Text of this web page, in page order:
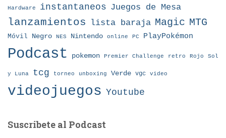
Hardware instantaneos Juegos de Mesa
lanzamientos lista baraja Magic MTG
Móvil Negro NES Nintendo online PC PlayPokémon
Podcast pokemon Premier Challenge retro Rojo Sol
y Luna tcg torneo unboxing Verde vgc video
videojuegos Youtube
Suscribete al Podcast